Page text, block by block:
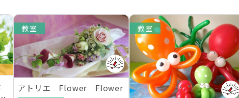
教室
アトリエ Flower Flower
教室